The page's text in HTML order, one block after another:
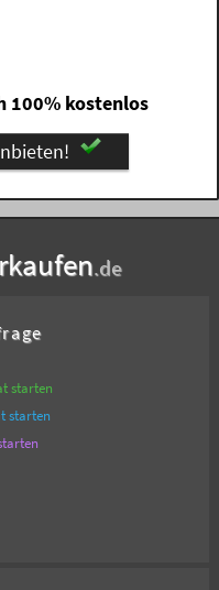
100% kostenlos
.de
starten
starten